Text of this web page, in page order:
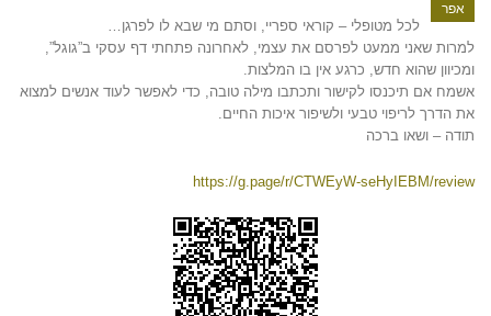
אפר
לכל מטופלי – קוראי ספריי, וסתם מי שבא לו לפרגן…
למרות שאני ממעט לפרסם את עצמי, לאחרונה פתחתי דף עסקי ב”גוגל”,
ומכיוון שהוא חדש, כרגע אין בו המלצות.
אשמח אם תיכנסו לקישור ותכתבו מילה טובה, כדי לאפשר לעוד אנשים למצוא
את הדרך לריפוי טבעי ולשיפור איכות החיים.
תודה – ושאו ברכה
https://g.page/r/CTWEyW-seHyIEBM/review